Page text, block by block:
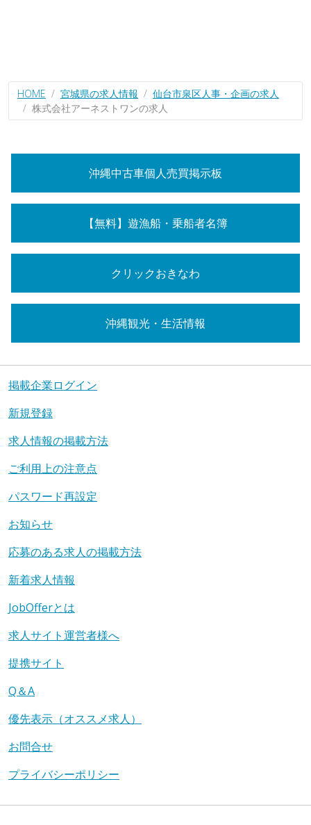
HOME 宮城県の求人情報
仙台市泉区人事・企画の求人
株式会社アーネストワンの求人
沖縄中古車個人売買掲示板
【無料】遊漁船・乗船者名簿
クリックおきなわ
沖縄観光・生活情報
掲載企業ログイン
新規登録
求人情報の掲載方法
ご利用上の注意点
パスワード再設定
お知らせ
応募のある求人の掲載方法
新着求人情報
JobOfferとは
求人サイト運営者様へ
提携サイト
Q＆A
優先表示（オススメ求人）
お問合せ
プライバシーポリシー